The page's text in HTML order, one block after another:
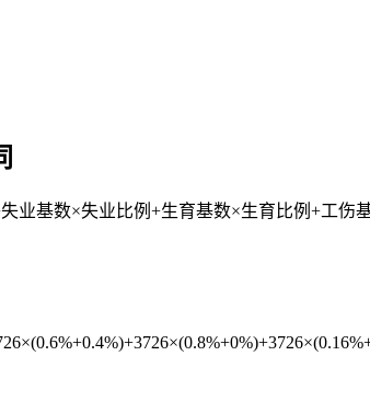
业基数×失业比例+生育基数×生育比例+工伤